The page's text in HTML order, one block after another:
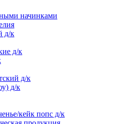
начинками
д/к
д/к
д/к
д/к
кейк попс д/к